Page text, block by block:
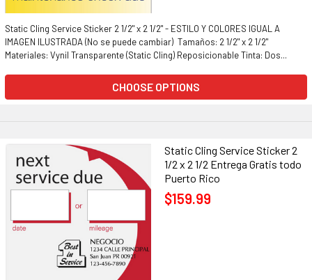
Static Cling Service Sticker 2 1/2" x 2 1/2" - ESTILO Y COLORES IGUAL A
IMAGEN ILUSTRADA (No se puede cambiar) Tamaños: 2 1/2" x 2 1/2"
Materiales: Vynil Transparente (Static Cling) Reposicionable Tinta: Dos...
CHOOSE OPTIONS
Static Cling Service Sticker 2
1/2 x 2 1/2 Entrega Gratis todo
Puerto Rico
$159.99